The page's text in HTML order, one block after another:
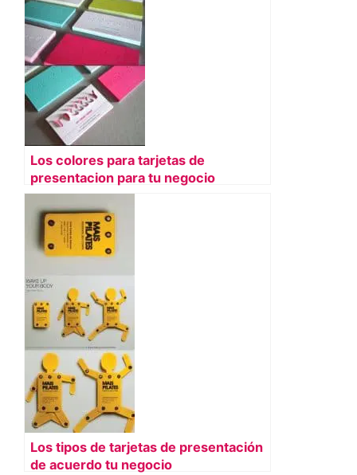
Los colores para tarjetas de
presentacion para tu negocio
Los tipos de tarjetas de presentación
de acuerdo tu negocio